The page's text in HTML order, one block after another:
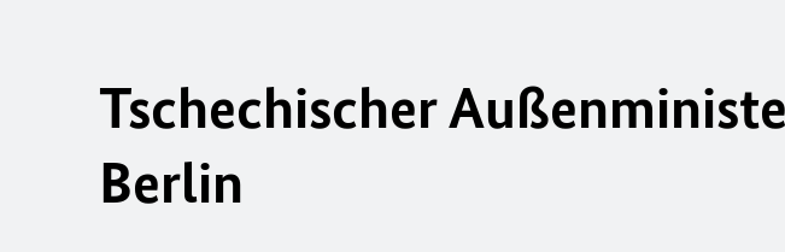
Tschechischer
Berlin